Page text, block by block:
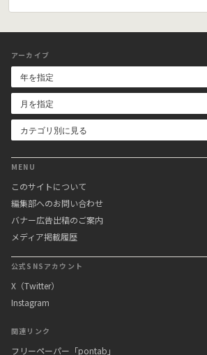
アーカイブ
MENU
このサイトについて
編集部へのお問い合わせ
バナー広告出稿のご案内
メディア掲載履歴
公式SNSアカウント
X（Twitter）
Instagram
関連リンク
フリーペーパー「pontab」